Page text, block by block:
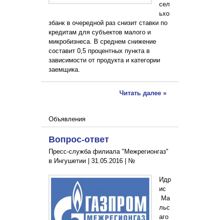
сел
ьхо
збанк в очередной раз снизит ставки по
кредитам для субъектов малого и
микробизнеса. В среднем снижение
составит 0,5 процентных пункта в
зависимости от продукта и категории
заемщика.
Читать далее »
Объявления
Вопрос-ответ
Пресс-служба филиала "Межрегионгаз"
в Ингушетии | 31.05.2016 №
Идр
ис
Ма
льс
аго